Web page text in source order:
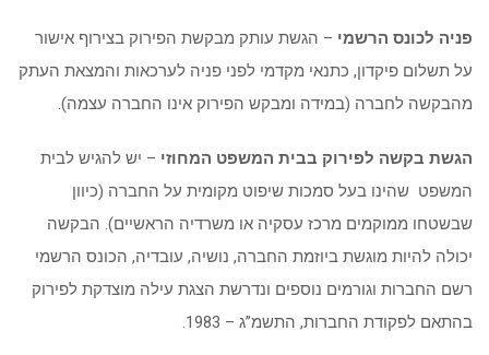
פניה לכונס הרשמי – הגשת עותק מבקשת הפירוק בצירוף אישור
על תשלום פיקדון, כתנאי מקדמי לפני פניה לערכאות והמצאת העתק
מהבקשה לחברה (במידה ומבקש הפירוק אינו החברה עצמה).
הגשת בקשה לפירוק בבית המשפט המחוזי – יש להגיש לבית
המשפט שהינו בעל סמכות שיפוט מקומית על החברה (כיוון
שבשטחו ממוקמים מרכז עסקיה או משרדיה הראשיים). הבקשה
יכולה להיות מוגשת ביוזמת החברה, נושיה, עובדיה, הכונס הרשמי
רשם החברות וגורמים נוספים ונדרשת הצגת עילה מוצדקת לפירוק
בהתאם לפקודת החברות, התשמ”ג – 1983.